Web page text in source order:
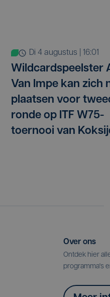
di 4 augustus | 16:01
Wildcardspeelster
Van Impe kan zich
plaatsen voor
ronde op ITF W75-
toernooi van
Over ons
Ontdek hier
programma's